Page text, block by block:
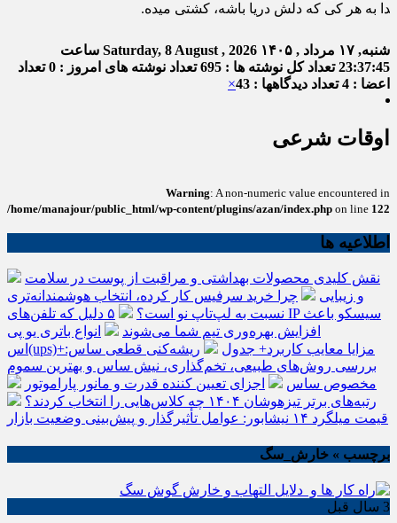
هر کی که دلش دریا باشه، کشتی میده.
شنبه, ۱۷ مرداد , ۱۴۰۵ Saturday, 8 August , 2026 ساعت
23:37:45تعداد کل نوشته ها : 695 تعداد نوشته های امروز : 0
تعداد
اعضا : 4
تعداد دیدگاهها : 43 ×
اوقات شرعی
Warning: A non-numeric value encountered in
/home/manajour/public_html/wp-content/plugins/azan/index.php on line 122
اطلاعیه ها
نقش کلیدی محصولات بهداشتی و مراقبت از پوست در سلامت
و زیبایی
چرا خرید سرفیس کار کرده، انتخاب هوشمندانه‌تری
نسبت به لپ‌تاپ نو است؟
۵ دلیل که تلفن‌های IP سیسکو باعث
افزایش بهره‌وری تیم شما می‌شوند
انواع باتری یو پی
اس(ups)+مزایا معایب کاربرد+ جدول
ریشه‌کنی قطعی ساس:
بررسی روش‌های طبیعی، تخم‌گذاری، نیش ساس و بهترین سموم
مخصوص ساس
اجزای تعیین کننده قدرت و مانور پاراموتور
رتبه‌های برتر تیزهوشان ۱۴۰۴ چه کلاس‌هایی را انتخاب کردند؟
قیمت میلگرد ۱۴ نیشابور: عوامل تأثیرگذار و پیش‌بینی وضعیت بازار
برچسب » خارش_سگ
3 سال قبل